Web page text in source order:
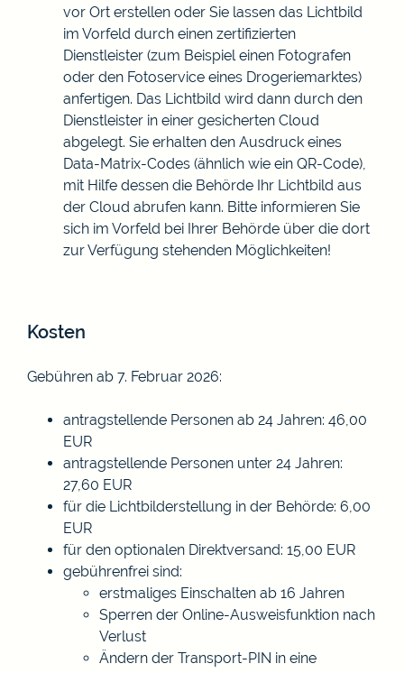
vor Ort erstellen oder Sie lassen das Lichtbild
im Vorfeld durch einen zertifizierten
Dienstleister (zum Beispiel einen Fotografen
oder den Fotoservice eines Drogeriemarktes)
anfertigen. Das Lichtbild wird dann durch den
Dienstleister in einer gesicherten Cloud
abgelegt. Sie erhalten den Ausdruck eines
Data-Matrix-Codes (ähnlich wie ein QR-Code),
mit Hilfe dessen die Behörde Ihr Lichtbild aus
der Cloud abrufen kann. Bitte informieren Sie
sich im Vorfeld bei Ihrer Behörde über die dort
zur Verfügung stehenden Möglichkeiten!
Kosten
Gebühren ab 7. Februar 2026:
antragstellende Personen ab 24 Jahren: 46,00
EUR
antragstellende Personen unter 24 Jahren:
27,60 EUR
für die Lichtbilderstellung in der Behörde: 6,00
EUR
für den optionalen Direktversand: 15,00 EUR
gebührenfrei sind:
erstmaliges Einschalten ab 16 Jahren
Sperren der Online-Ausweisfunktion nach
Verlust
Ändern der Transport-PIN in eine